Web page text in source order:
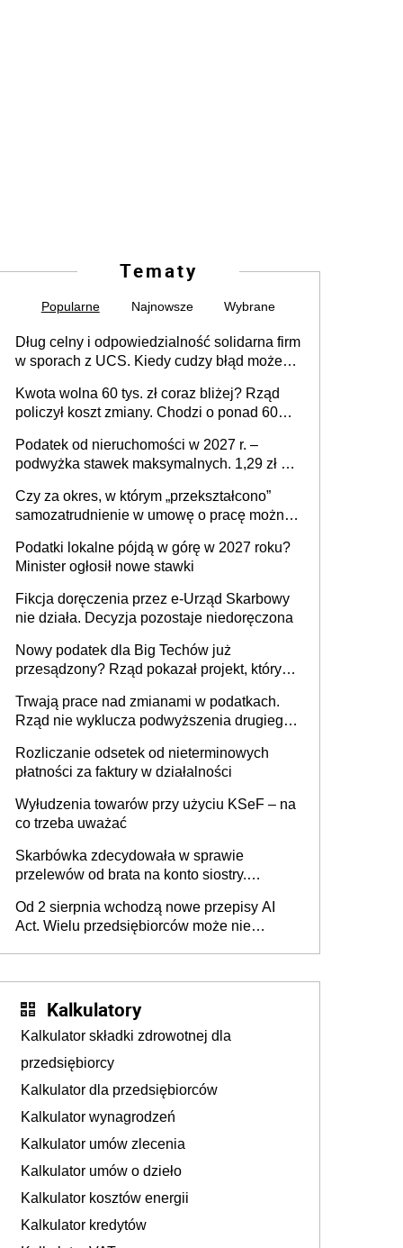
Tematy
Popularne Najnowsze Wybrane
Dług celny i odpowiedzialność solidarna firm
w sporach z UCS. Kiedy cudzy błąd może
Kwota wolna 60 tys. zł coraz bliżej? Rząd
policzył koszt zmiany. Chodzi o ponad 60
Podatek od nieruchomości w 2027 r. –
podwyżka stawek maksymalnych. 1,29 zł za
budynków i lokali związanych z
prowadzeniem działalności gospodarczej
Czy za okres, w którym „przekształcono”
samozatrudnienie w umowę o pracę można
umowy cywilnoprawnej jedynym
racjonalnym wyjściem
Podatki lokalne pójdą w górę w 2027 roku?
Minister ogłosił nowe stawki
Fikcja doręczenia przez e-Urząd Skarbowy
nie działa. Decyzja pozostaje niedoręczona
Nowy podatek dla Big Techów już
przesądzony? Rząd pokazał projekt, który
Trwają prace nad zmianami w podatkach.
Rząd nie wyklucza podwyższenia drugiego
Rozliczanie odsetek od nieterminowych
płatności za faktury w działalności
Wyłudzenia towarów przy użyciu KSeF – na
co trzeba uważać
Skarbówka zdecydowała w sprawie
przelewów od brata na konto siostry.
darowizna, ale podatku jednak nie będzie
Od 2 sierpnia wchodzą nowe przepisy AI
Act. Wielu przedsiębiorców może nie
Kalkulatory
Kalkulator składki zdrowotnej dla
przedsiębiorcy
Kalkulator dla przedsiębiorców
Kalkulator wynagrodzeń
Kalkulator umów zlecenia
Kalkulator umów o dzieło
Kalkulator kosztów energii
Kalkulator kredytów